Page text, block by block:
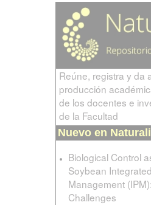
Reúne, registra y da
producción
de los docentes e
de la Facultad
Nuevo en
Biological Control
Soybean
Management
Challenges